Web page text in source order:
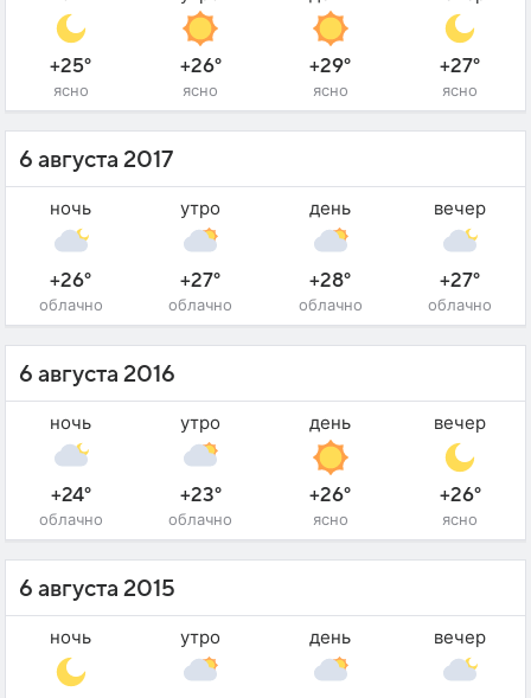
+25°
ясно
+26°
ясно
+29°
ясно
+27°
ясно
6 августа 2017
ночь
+26°
облачно
утро
+27°
облачно
день
+28°
облачно
вечер
+27°
облачно
6 августа 2016
ночь
+24°
облачно
утро
+23°
облачно
день
+26°
ясно
вечер
+26°
ясно
6 августа 2015
ночь утро день вечер